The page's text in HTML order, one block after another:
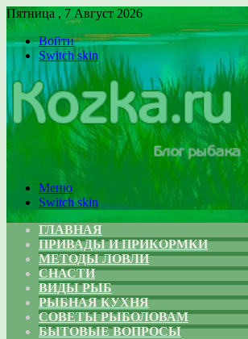
Пятница , 7 Август 2026
Войти
Switch skin
Меню
Switch skin
ГЛАВНАЯ
ПРИВАДЫ И ПРИКОРМКИ
МЕТОДЫ ЛОВЛИ
СНАСТИ
ВИДЫ РЫБ
РЫБНАЯ КУХНЯ
СОВЕТЫ РЫБОЛОВАМ
БЫТОВЫЕ ВОПРОСЫ